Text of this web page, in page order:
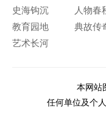
史海钩沉
人物春
教育园地
典故传
艺术长河
本网站
任何单位及个